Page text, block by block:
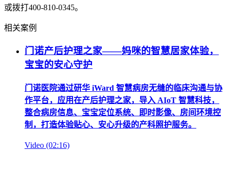
或拨打400-810-0345。
相关案例
门诺产后护理之家——妈咪的智慧居家体验，
宝宝的安心守护
门诺医院通过研华 iWard 智慧病房无缝的临床沟通与协
作平台，应用在产后护理之家，导入 AIoT 智慧科技，
整合病房信息、宝宝定位系统、即时影像、房间环境控
制，打造体验贴心、安心升级的产科照护服务。
Video (02:16)